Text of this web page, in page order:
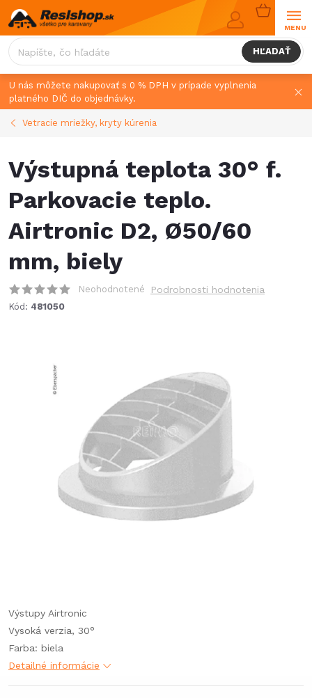
Prejsť
na
obsah
HĽADAŤ
KOŠÍK
U nás môžete nakupovať s 0 % DPH v prípade vyplnenia
platného DIČ do objednávky.
Vetracie mriežky, kryty kúrenia
Výstupná teplota 30° f.
Parkovacie teplo.
Airtronic D2, Ø50/60
mm, biely
Neohodnotené Podrobnosti hodnotenia
Kód: 481050
Výstupy Airtronic
Vysoká verzia, 30°
Farba: biela
Detailné informácie